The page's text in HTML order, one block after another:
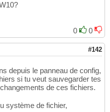
0
0
#142
depuis le panneau de config,
si tu veut sauvegarder tes
de ces fichiers.
système de fichier,